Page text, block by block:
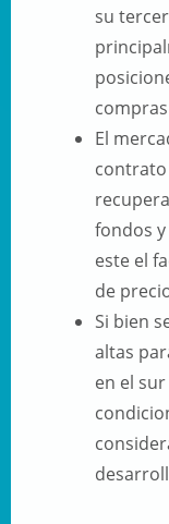
su
El
contrato
fondos
este el
de
Si bien
altas
en el